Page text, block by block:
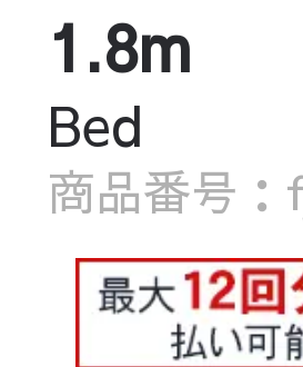
1.8m
Bed
商品番号